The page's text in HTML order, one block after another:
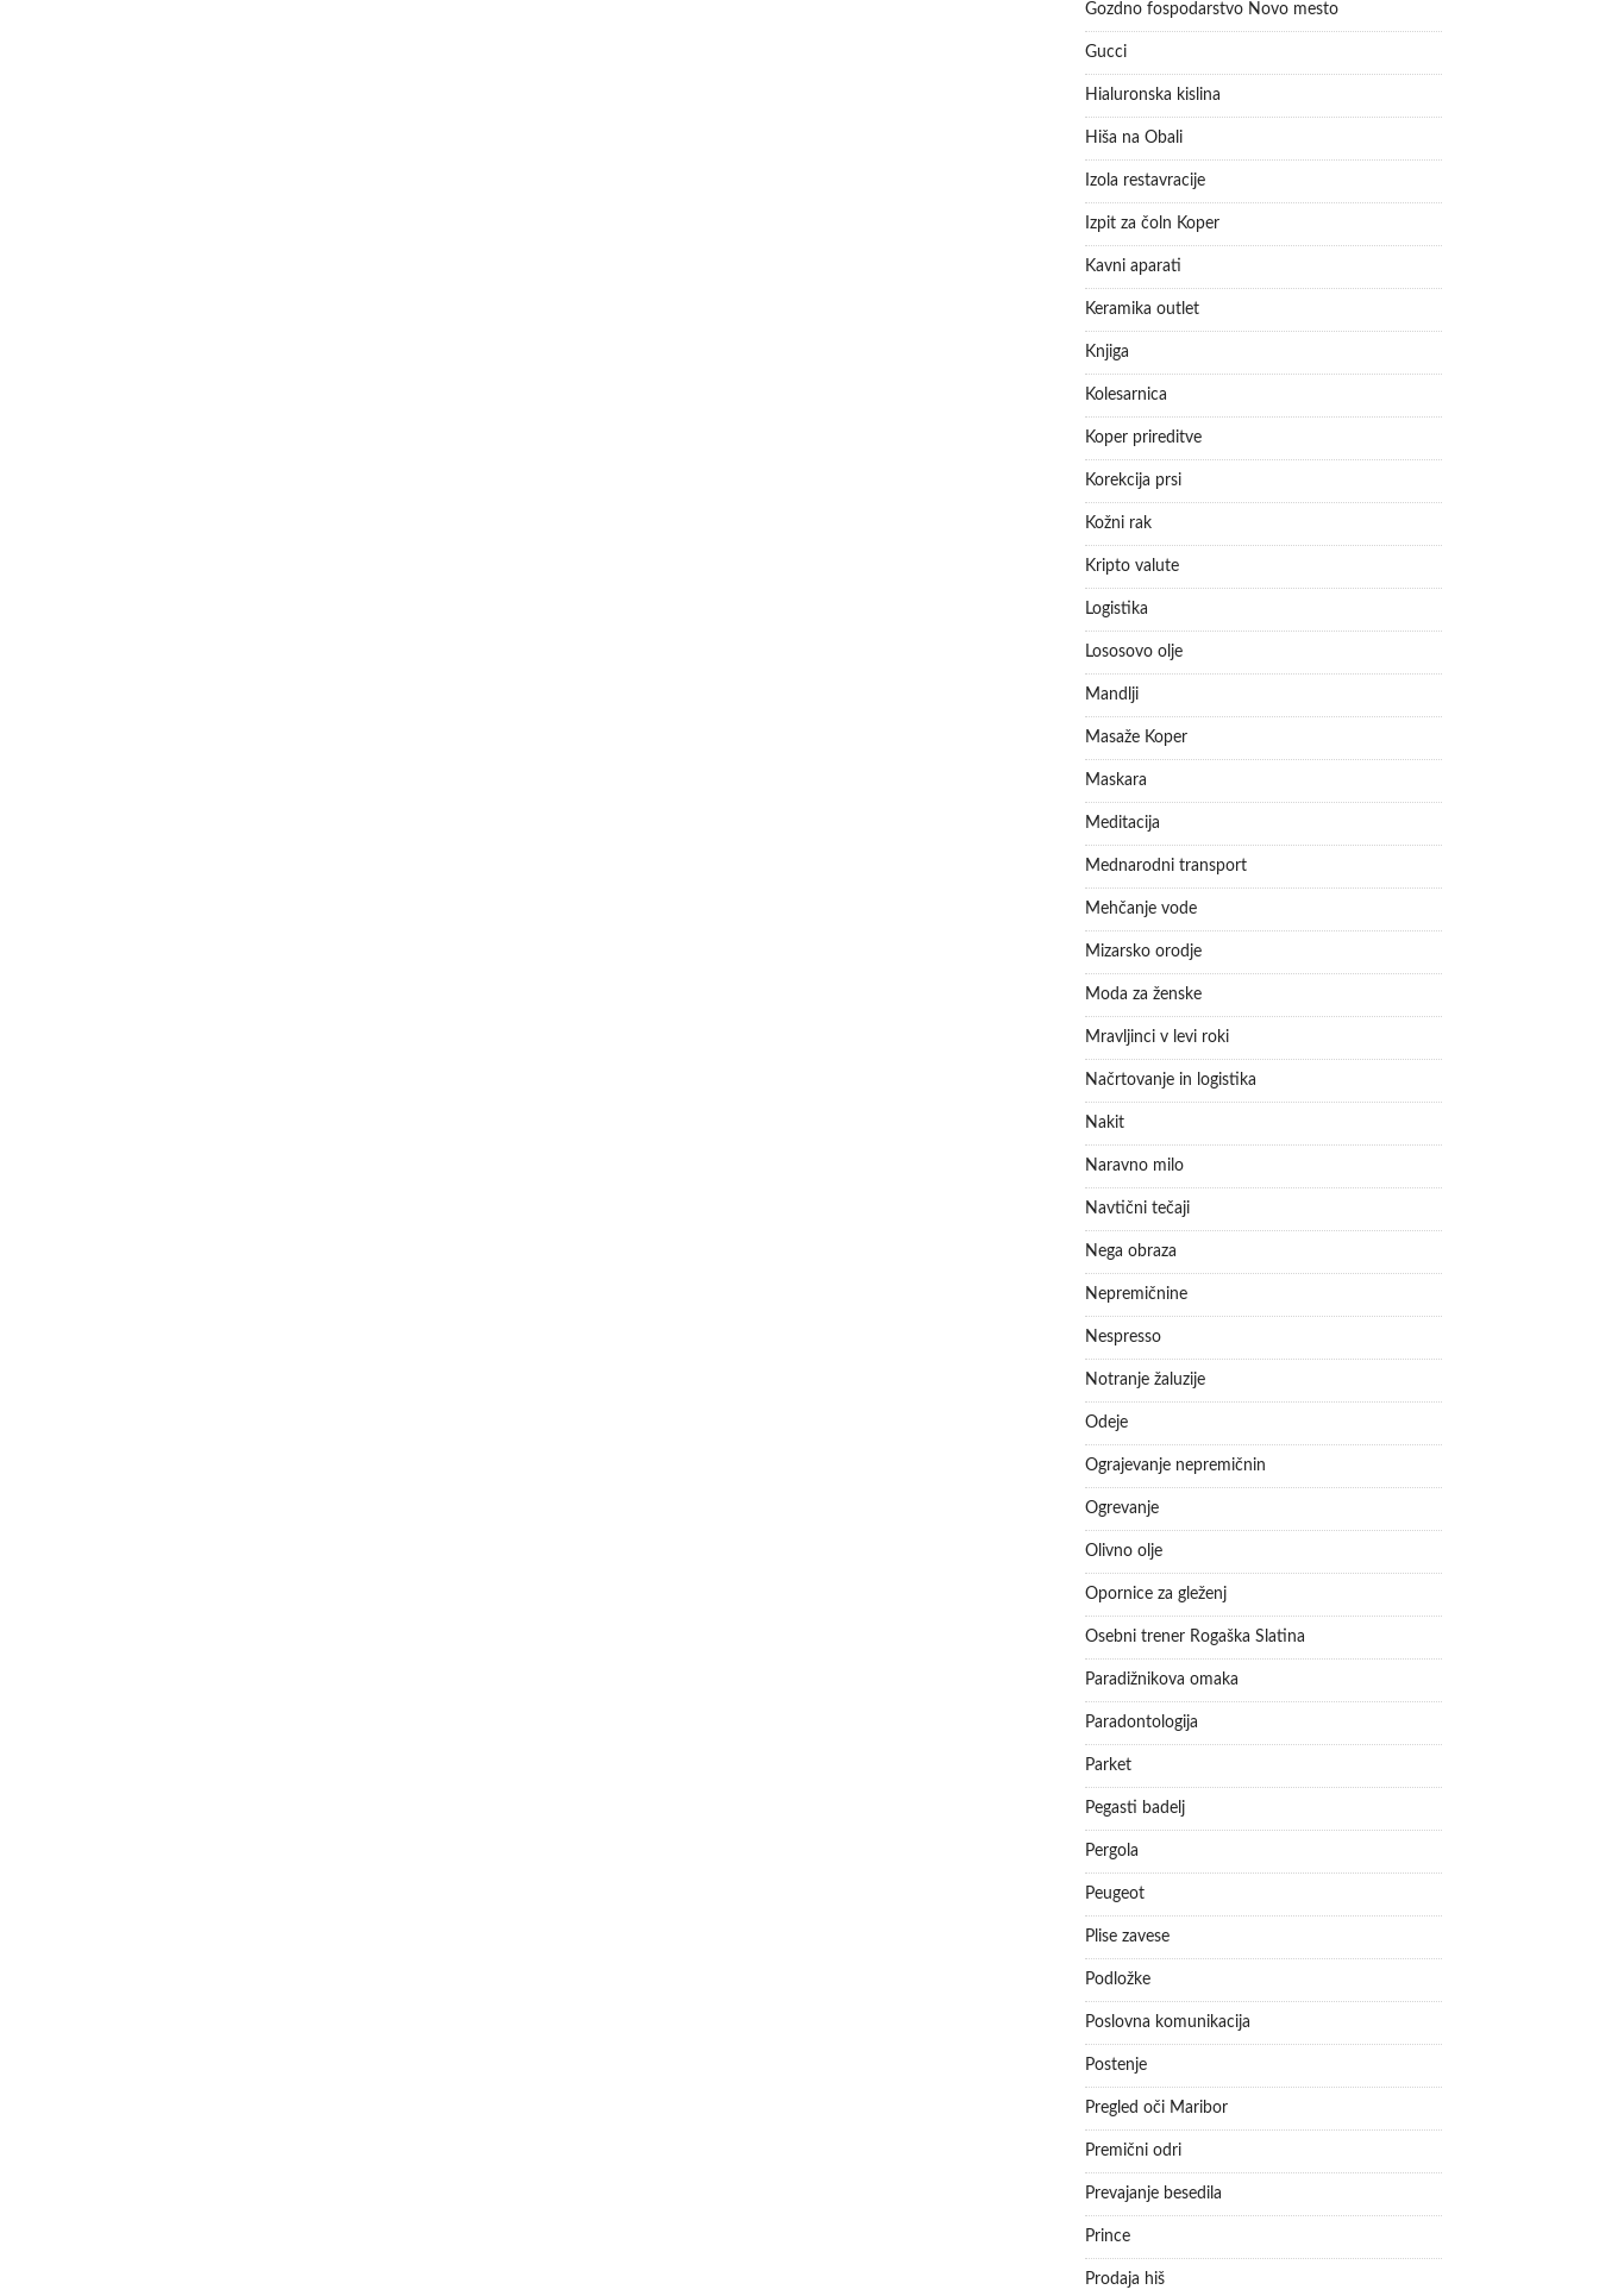
Gozdno fospodarstvo Novo mesto
Gucci
Hialuronska kislina
Hiša na Obali
Izola restavracije
Izpit za čoln Koper
Kavni aparati
Keramika outlet
Knjiga
Kolesarnica
Koper prireditve
Korekcija prsi
Kožni rak
Kripto valute
Logistika
Lososovo olje
Mandlji
Masaže Koper
Maskara
Meditacija
Mednarodni transport
Mehčanje vode
Mizarsko orodje
Moda za ženske
Mravljinci v levi roki
Načrtovanje in logistika
Nakit
Naravno milo
Navtični tečaji
Nega obraza
Nepremičnine
Nespresso
Notranje žaluzije
Odeje
Ograjevanje nepremičnin
Ogrevanje
Olivno olje
Opornice za gleženj
Osebni trener Rogaška Slatina
Paradižnikova omaka
Paradontologija
Parket
Pegasti badelj
Pergola
Peugeot
Plise zavese
Podložke
Poslovna komunikacija
Postenje
Pregled oči Maribor
Premični odri
Prevajanje besedila
Prince
Prodaja hiš